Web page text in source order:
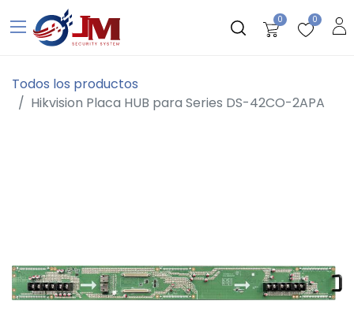
0 0
Todos los productos
Hikvision Placa HUB para Series DS-42CO-2APA